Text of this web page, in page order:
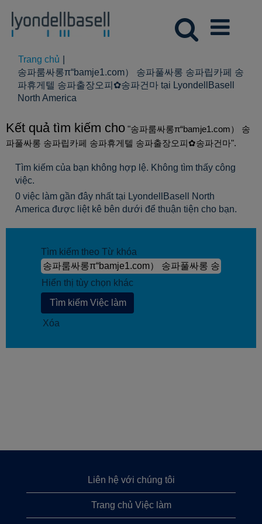
Trang chủ
송파룸싸롱π“bamje1.com） 송파풀싸롱 송파립카페 송
파휴게텔 송파출장오피✿송파건마 tại LyondellBasell
North America
tại)
Kết quả tìm kiếm cho "송파룸싸롱π“bamje1.com） 송
파풀싸롱 송파립카페 송파휴게텔 송파출장오피✿송파건마".
Tìm kiếm của bạn không hợp lệ. Không tìm thấy công
việc.
0 việc làm gần đây nhất tại LyondellBasell North
America được liệt kê bên dưới để thuận tiện cho bạn.
Tìm kiếm theo Từ khóa
Hiển thị tùy chọn khác
Xóa
Liên hệ với chúng tôi
Trang chủ Việc làm